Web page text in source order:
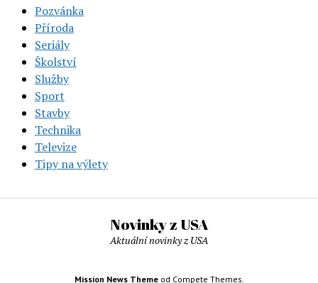
Pozvánka
Příroda
Seriály
Školství
Služby
Sport
Stavby
Technika
Televize
Tipy na výlety
Novinky z USA
Aktuální novinky z USA
Mission News Themeod Compete Themes.